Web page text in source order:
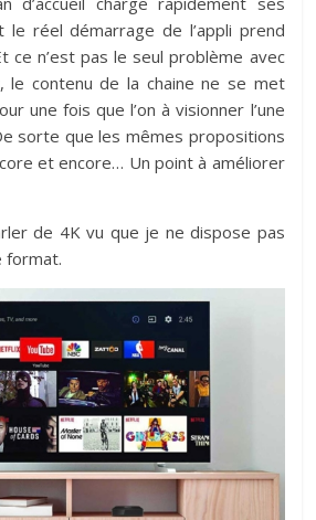
le réel démarrage de l’appli prend
ce n’est pas le seul problème avec
le contenu de la chaine ne se met
une fois que l’on à visionner l’une
sorte que les mêmes propositions
et encore… Un point à améliorer
de 4K vu que je ne dispose pas
format.